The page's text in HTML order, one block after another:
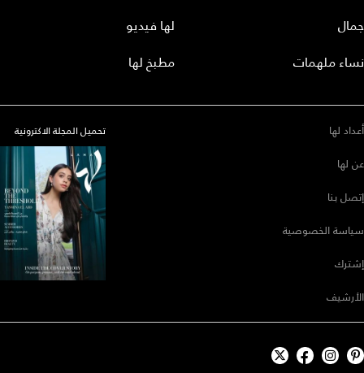
جمال
نساء ملهمات
لها فيديو
مطبخ لها
أعداد لها
عن لها
إتصل بنا
سياسة الخصوصية
إشترك
الأرشيف
تحميل المجلة الاكترونية